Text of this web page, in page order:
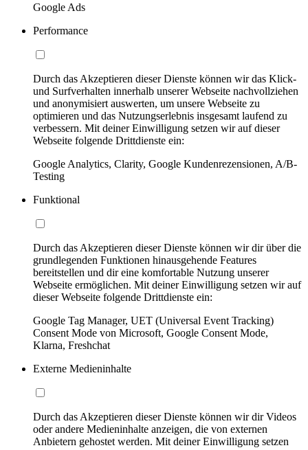
Google Ads
Performance
Durch das Akzeptieren dieser Dienste können wir das Klick-
und Surfverhalten innerhalb unserer Webseite nachvollziehen
und anonymisiert auswerten, um unsere Webseite zu
optimieren und das Nutzungserlebnis insgesamt laufend zu
verbessern. Mit deiner Einwilligung setzen wir auf dieser
Webseite folgende Drittdienste ein:
Google Analytics, Clarity, Google Kundenrezensionen, A/B-
Testing
Funktional
Durch das Akzeptieren dieser Dienste können wir dir über die
grundlegenden Funktionen hinausgehende Features
bereitstellen und dir eine komfortable Nutzung unserer
Webseite ermöglichen. Mit deiner Einwilligung setzen wir auf
dieser Webseite folgende Drittdienste ein:
Google Tag Manager, UET (Universal Event Tracking)
Consent Mode von Microsoft, Google Consent Mode,
Klarna, Freshchat
Externe Medieninhalte
Durch das Akzeptieren dieser Dienste können wir dir Videos
oder andere Medieninhalte anzeigen, die von externen
Anbietern gehostet werden. Mit deiner Einwilligung setzen